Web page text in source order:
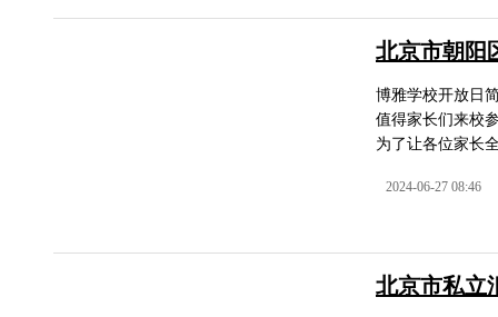
北京市朝阳
博雅学校开放日
值得家长们来校
为了让各位家长
2024-06-27 08:46
北京市私立